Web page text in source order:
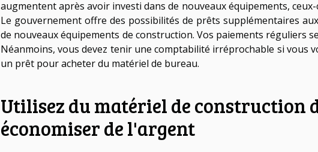
augmentent après avoir investi dans de nouveaux équipements,
Le gouvernement offre des possibilités de prêts supplémentaires
de nouveaux équipements de construction. Vos paiements réguliers
Néanmoins, vous devez tenir une comptabilité irréprochable si vous
un prêt pour acheter du matériel de bureau.
Utilisez du matériel de construction
économiser de l'argent